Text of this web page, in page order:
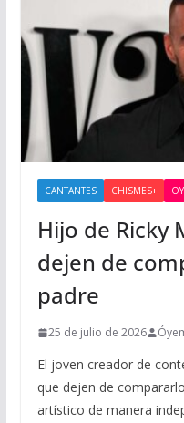
CANTANTES CHISMES+
Hijo de Ricky
dejen de
padre
25 de julio de 2026
El joven creador de
que dejen de
artístico de manera